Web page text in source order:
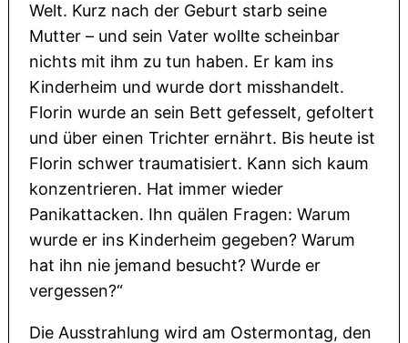
Welt. Kurz nach der Geburt starb seine
Mutter – und sein Vater wollte scheinbar
nichts mit ihm zu tun haben. Er kam ins
Kinderheim und wurde dort misshandelt.
Florin wurde an sein Bett gefesselt, gefoltert
und über einen Trichter ernährt. Bis heute ist
Florin schwer traumatisiert. Kann sich kaum
konzentrieren. Hat immer wieder
Panikattacken. Ihn quälen Fragen: Warum
wurde er ins Kinderheim gegeben? Warum
hat ihn nie jemand besucht? Wurde er
vergessen?“
Die Ausstrahlung wird am Ostermontag, den